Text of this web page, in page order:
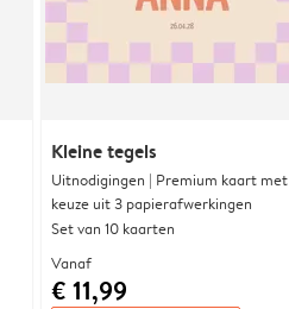
Kleine tegels
Uitnodigingen | Premium kaart met
keuze uit 3 papierafwerkingen
Set van 10 kaarten
Vanaf
€ 11,99